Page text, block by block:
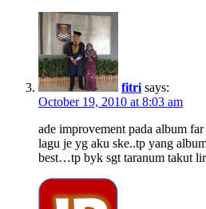
fitri says:
October 19, 2010 at 8:03 am
ade improvement pada album
lagu je yg aku ske..tp yang
best…tp byk sgt taranum takut